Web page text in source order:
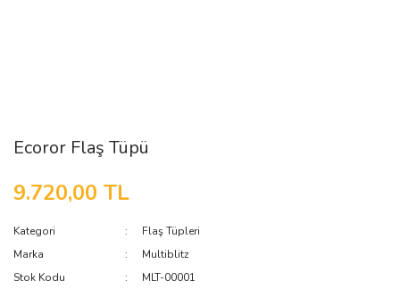
Ecoror Flaş Tüpü
9.720,00 TL
Kategori
Flaş Tüpleri
Marka
Multiblitz
Stok Kodu
MLT-00001